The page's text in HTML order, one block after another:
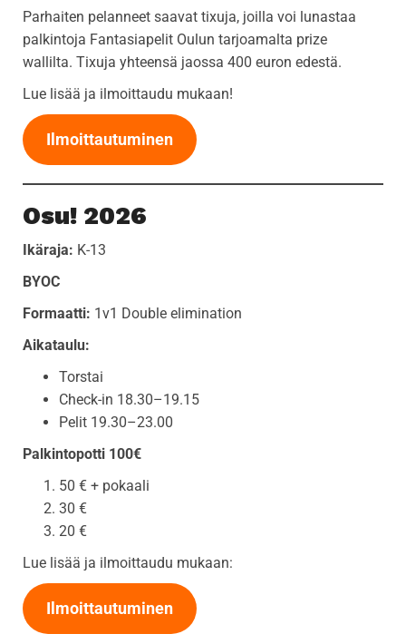
Parhaiten pelanneet saavat tixuja, joilla voi lunastaa
palkintoja Fantasiapelit Oulun tarjoamalta prize
wallilta. Tixuja yhteensä jaossa 400 euron edestä.
Lue lisää ja ilmoittaudu mukaan!
Ilmoittautuminen
Osu! 2026
Ikäraja: K-13
BYOC
Formaatti: 1v1 Double elimination
Aikataulu:
Torstai
Check-in 18.30–19.15
Pelit 19.30–23.00
Palkintopotti 100€
50 € + pokaali
30 €
20 €
Lue lisää ja ilmoittaudu mukaan:
Ilmoittautuminen